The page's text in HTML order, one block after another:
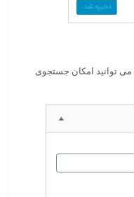
می توانید امکان جستجوی